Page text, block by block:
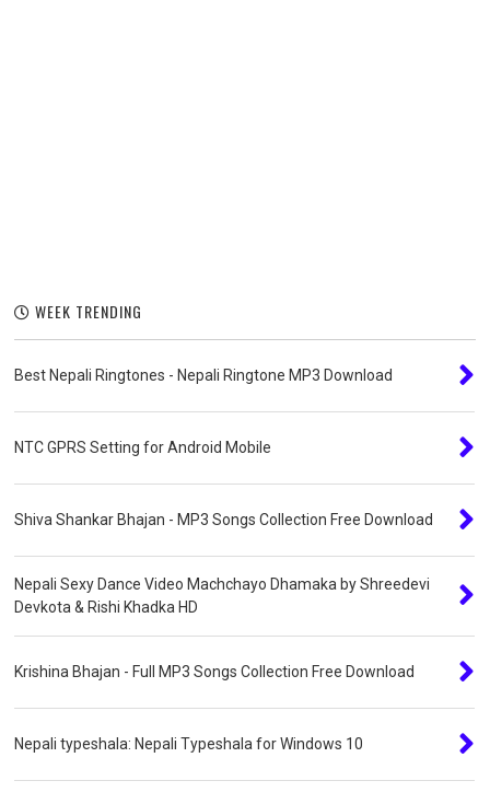
WEEK TRENDING
Best Nepali Ringtones - Nepali Ringtone MP3 Download
NTC GPRS Setting for Android Mobile
Shiva Shankar Bhajan - MP3 Songs Collection Free Download
Nepali Sexy Dance Video Machchayo Dhamaka by Shreedevi
Devkota & Rishi Khadka HD
Krishina Bhajan - Full MP3 Songs Collection Free Download
Nepali typeshala: Nepali Typeshala for Windows 10